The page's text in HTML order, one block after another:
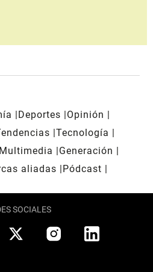
Deportes
Opinión
Tecnología
Multimedia
Generación
aliadas
Pódcast
SOCIALES